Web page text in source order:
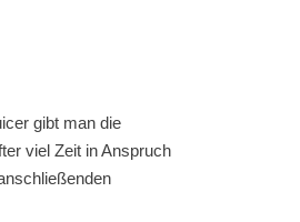
gibt man die
viel Zeit in Anspruch